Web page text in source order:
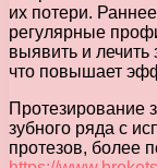
их потери.
регулярные
выявить и лечить
что повышает
Протезирование
зубного ряда с
протезов, более